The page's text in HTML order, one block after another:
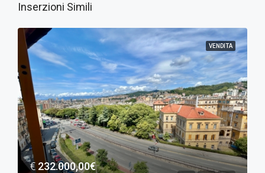
Inserzioni Simili
VENDITA
€ 232.000,00€